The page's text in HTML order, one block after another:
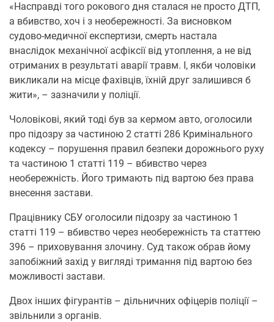
«Насправді того рокового дня сталася не просто ДТП,
а вбивство, хоч і з необережності. За висновком
судово-медичної експертизи, смерть настала
внаслідок механічної асфіксії від утоплення, а не від
отриманих в результаті аварії травм. І, якби чоловіки
викликали на місце фахівців, їхній друг залишився б
жити», – зазначили у поліції.
Чоловікові, який тоді був за кермом авто, оголосили
про підозру за частиною 2 статті 286 Кримінального
кодексу – порушення правил безпеки дорожнього руху
та частиною 1 статті 119 – вбивство через
необережність. Його тримають під вартою без права
внесення застави.
Працівнику СБУ оголосили підозру за частиною 1
статті 119 – вбивство через необережність та статтею
396 – приховування злочину. Суд також обрав йому
запобіжний захід у вигляді тримання під вартою без
можливості застави.
Двох інших фігурантів – дільничних офіцерів поліції –
звільнили з органів.